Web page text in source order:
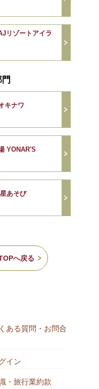
リゾートアイラ
キナワ
YONAR'S
あそび
へ戻る
ある質問・お問合
イン
・旅行業約款